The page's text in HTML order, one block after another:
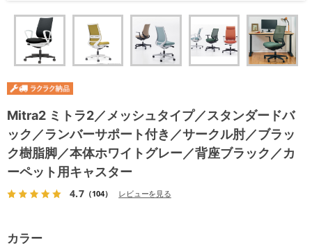
Mitra2 ミトラ2／メッシュタイプ／スタンダードバ
ック／ランバーサポート付き／サークル肘／ブラッ
ク樹脂脚／本体ホワイトグレー／背座ブラック／カ
ーペット用キャスター
4.7（104） レビューを見る
カラー